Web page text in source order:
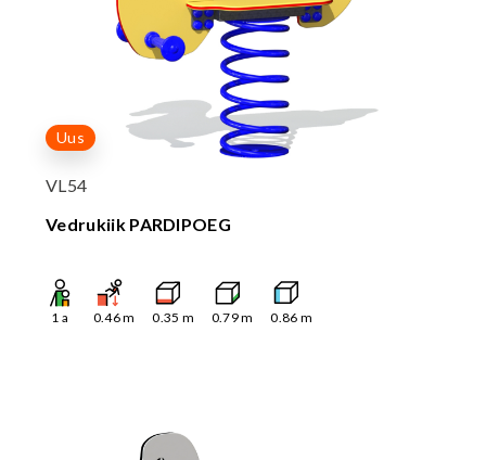
Uus
VL54
Vedrukiik PARDIPOEG
1 a 0.46m 0.35 m 0.79m 0.86 m